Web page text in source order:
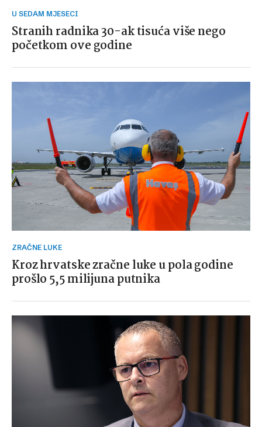
U SEDAM MJESECI
Stranih radnika 30-ak tisuća više nego
početkom ove godine
ZRAČNE LUKE
Kroz hrvatske zračne luke u pola godine
prošlo 5,5 milijuna putnika